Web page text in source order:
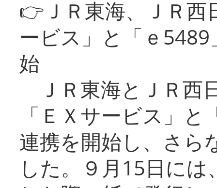
👉ＪＲ東海、ＪＲ
ービス」と「ｅ
始
ＪＲ東海とＪＲ西
「ＥＸサービス」
連携を開始し、さら
した。９月15日に